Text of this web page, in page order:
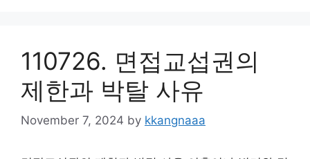
110726. 면접교섭권의
제한과 박탈 사유
November 7, 2024 by kkangnaaa